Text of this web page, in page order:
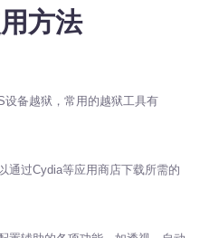
方法
设备越狱，常用的越狱工具有
通过Cydia等应用商店下载所需的